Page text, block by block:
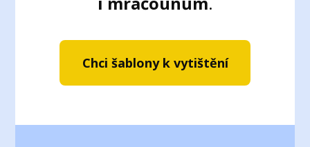
Chci šablony k vytištění